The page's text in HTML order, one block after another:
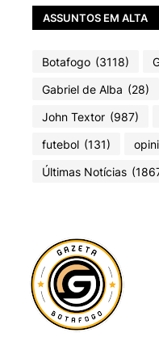
ASSUNTOS EM ALTA
Botafogo (3118)
Gabriel de Alba (28)
John Textor (987)
futebol (131)
Últimas Notícias